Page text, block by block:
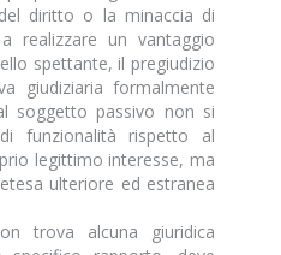
diritto o la minaccia di
realizzare un vantaggio
spettante, il pregiudizio
giudiziaria formalmente
soggetto passivo non si
funzionalità rispetto al
legittimo interesse, ma
ulteriore ed estranea
trova alcuna giuridica